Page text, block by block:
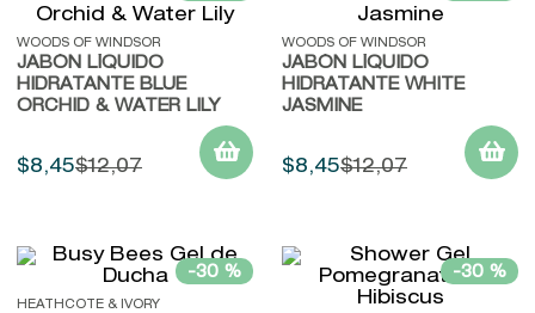
WOODS OF WINDSOR
JABÓN LÍQUIDO
HIDRATANTE BLUE
ORCHID & WATER LILY
$8,45$12,07
WOODS OF WINDSOR
JABÓN LÍQUIDO
HIDRATANTE WHITE
JASMINE
$8,45$12,07
-30 %
HEATHCOTE & IVORY
-30 %